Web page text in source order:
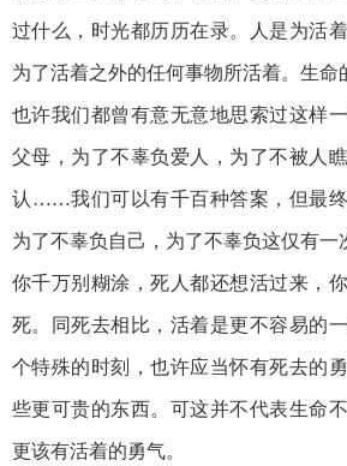
过什么，时光都历历在录。人是为活
为了活着之外的任何事物所活着。生命
也许我们都曾有意无意地思索过这样
父母，为了不辜负爱人，为了不被人
认……我们可以有千百种答案，但最终
为了不辜负自己，为了不辜负这仅有一
你千万别糊涂，死人都还想活过来，
死。同死去相比，活着是更不容易的
个特殊的时刻，也许应当怀有死去的
些更可贵的东西。可这并不代表生命
更该有活着的勇气。